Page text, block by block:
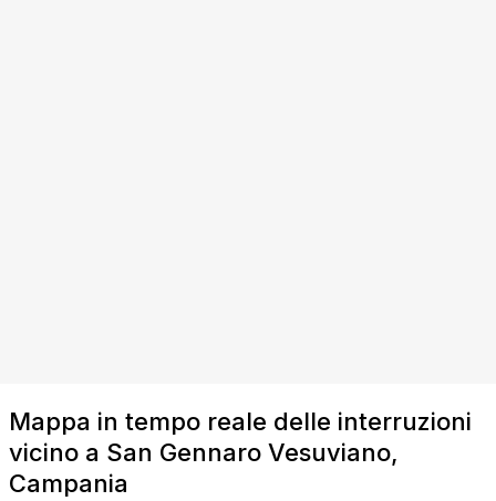
Mappa in tempo reale delle interruzioni
vicino a San Gennaro Vesuviano,
Campania